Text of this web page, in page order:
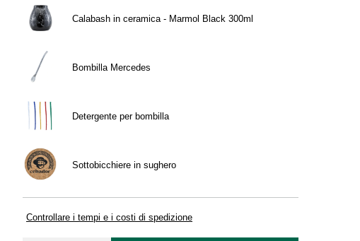
Calabash in ceramica - Marmol Black 300ml
Bombilla Mercedes
Detergente per bombilla
Sottobicchiere in sughero
Controllare i tempi e i costi di spedizione